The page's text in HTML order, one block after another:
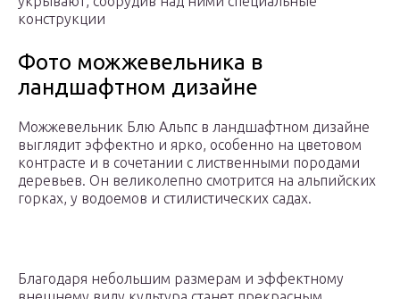
конструкции
Фото можжевельника в
ландшафтном дизайне
Можжевельник Блю Альпс в ландшафтном дизайне
выглядит эффектно и ярко, особенно на цветовом
контрасте и в сочетании с лиственными породами
деревьев. Он великолепно смотрится на альпийских
горках, у водоемов и стилистических садах.
Благодаря небольшим размерам и эффектному